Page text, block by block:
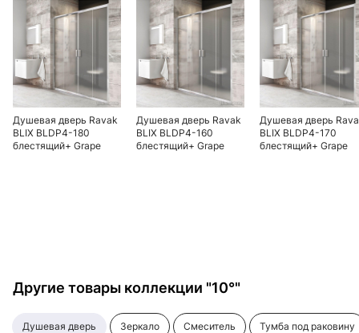
Душевая дверь Ravak
BLIX BLDP4-180
блестящий+ Grape
Душевая дверь Ravak
BLIX BLDP4-160
блестящий+ Grape
Душевая дверь
BLIX BLDP4-170
блестящий+ Grape
Другие товары коллекции "10°"
душевая дверь зеркало смеситель тумба под раковину